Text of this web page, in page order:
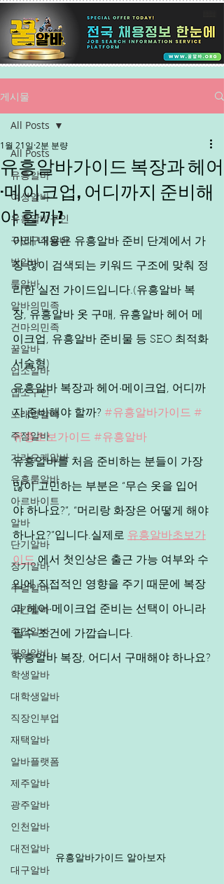
게시물
All Posts
유흥알바
여성알바
유흥알바구인
구인구직알바
밤알바
룸알바
알바의민족
건마의민족
꿀알바
업소알바
업소구인
노래방알바
주점알바
가라오케알바
유흥룸알바
아르바이트
알바
단기알바
장기알바
주말알바
야간알바
주간알바
평일알바
학생알바
대학생알바
직장인부업
재택알바
알바플랫폼
제주알바
광주알바
인천알바
대전알바
대구알바
All Posts
유흥알바가이드 복장과 헤어
·메이크업, 어디까지 준비해
야 할까?
1월 21일 2분 분량
아래 내용은 유흥알바 준비 단계에서 가
장 많이 검색되는 키워드 구조에 맞춰 정
리한 실전 가이드입니다.(유흥알바 복
장, 유흥알바 옷 구매, 유흥알바 헤어 메
이크업, 유흥알바 준비물 등 SEO 최적화
서술형)
유흥알바 복장과 헤어·메이크업, 어디까
지 준비해야 할까? #유흥알바가이드 #
유흥초보가이드 #유흥알바
유흥알바를 처음 준비하는 분들이 가장
많이 고민하는 부분은 “무슨 옷을 입어
야 하나요?”, “머리랑 화장은 어떻게 해야
하나요?”입니다.실제로 유흥알바초보가
이드 에서 첫인상은 출근 가능 여부와 수
입에 직접적인 영향을 주기 때문에 복장
과 헤어·메이크업 준비는 선택이 아니라
필수 조건에 가깝습니다.
유흥알바 복장, 어디서 구매해야 하나요?
유흥알바가이드 알아보자